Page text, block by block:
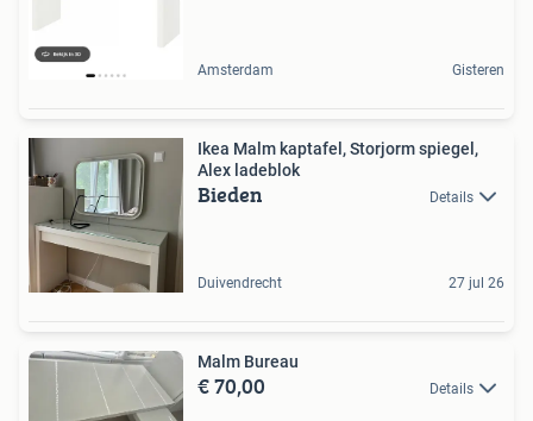
Amsterdam Gisteren
Ikea Malm kaptafel, Storjorm spiegel,
Alex ladeblok
Bieden Details
Duivendrecht 27 jul 26
Malm Bureau
€ 70,00 Details